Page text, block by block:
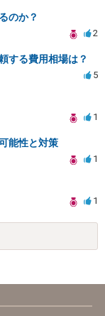
のか？
2
する費用相場は？
5
1
能性と対策
1
1